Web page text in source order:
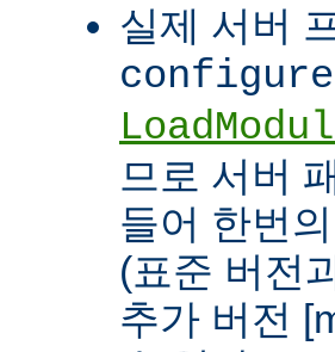
실제 서버
configure
므로 서버
들어 한번
(표준 버전
추가 버전